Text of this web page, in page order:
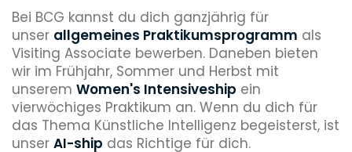
Bei BCG kannst du dich ganzjährig für
unser allgemeines Praktikumsprogramm als
Visiting Associate bewerben. Daneben bieten
wir im Frühjahr, Sommer und Herbst mit
unserem Women's Intensiveship ein
vierwöchiges Praktikum an. Wenn du dich für
das Thema Künstliche Intelligenz begeisterst, ist
unser AI-ship das Richtige für dich.